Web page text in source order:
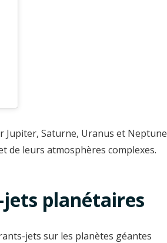
Jupiter, Saturne, Uranus et Neptune
de leurs atmosphères complexes.
planétaires
jets sur les planètes géantes